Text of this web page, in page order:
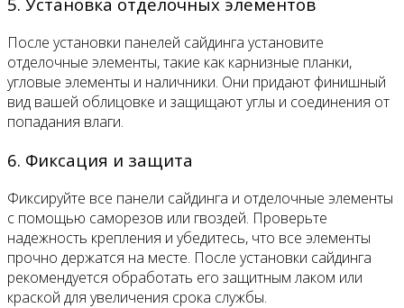
После установки панелей сайдинга установите
отделочные элементы, такие как карнизные планки,
угловые элементы и наличники. Они придают финишный
вид вашей облицовке и защищают углы и соединения от
попадания влаги.
6. Фиксация и защита
Фиксируйте все панели сайдинга и отделочные элементы
с помощью саморезов или гвоздей. Проверьте
надежность крепления и убедитесь, что все элементы
прочно держатся на месте. После установки сайдинга
рекомендуется обработать его защитным лаком или
краской для увеличения срока службы.